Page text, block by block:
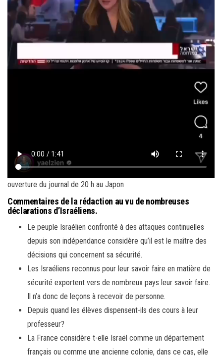
ouverture du journal de 20 h au Japon
Commentaires de la rédaction au vu de nombreuses
déclarations d’Israéliens.
Le peuple Israélien confronté à des attaques continuelles
depuis son indépendance considère qu’il est le maître des
décisions qui concernent sa sécurité.
Les Israéliens reconnus pour leur savoir faire en matière de
sécurité exportent vers de nombreux pays leur savoir faire.
Il n’a donc de leçons à recevoir de personne.
Depuis quand les élèves dispensent-ils des cours à leur
professeur?
La France considère t-elle Israël comme un département
français ou comme une ancienne colonie, dans ce cas, elle